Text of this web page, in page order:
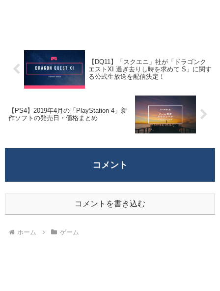
【DQ11】「スクエニ」社が「ドラゴンク
エストXI 過ぎ去りし時を求めて S」に関す
る公式生放送を配信決定！
【PS4】2019年4月の「PlayStation 4」新
作ソフトの発売日・価格まとめ
コメント
コメントを書き込む
ホーム ゲーム